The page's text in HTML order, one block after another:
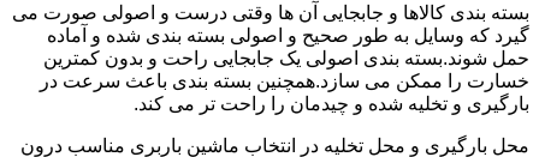
بسته بندی کالاها و جابجایی آن ها وقتی درست و اصولی صورت می
گیرد که وسایل به طور صحیح و اصولی بسته بندی شده و آماده
حمل شوند.بسته بندی اصولی یک جابجایی راحت و بدون کمترین
خسارت را ممکن می سازد.همچنین بسته بندی باعث سرعت در
بارگیری و تخلیه شده و چیدمان را راحت تر می کند.
محل بارگیری و محل تخلیه در انتخاب ماشین باربری مناسب درون